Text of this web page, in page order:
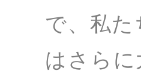
で、私
はさら